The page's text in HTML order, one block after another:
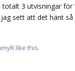
3 utvisningar för
sett att det hänt så
like this.